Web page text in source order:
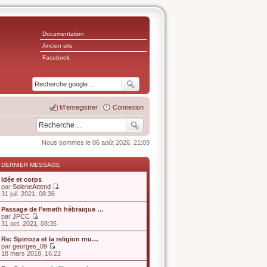
Documentation
Ancien site
Facebook
Connexion
M’enregistrer
Nous sommes le 06 août 2026, 21:09
DERNIER MESSAGE
Idée et corps
par SoleneAttend
o
i
r
d
e
r
n
31 juil. 2021, 08:36
Passage de l'emeth hébraïque …
par JPCC
V
o
i
r
l
e
31 oct. 2021, 08:35
Re: Spinoza et la religion mu…
par georges_09
V
o
18 mars 2018, 16:22